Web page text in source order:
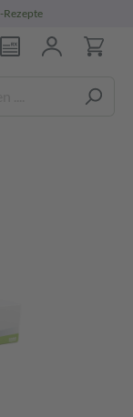
Rezepte